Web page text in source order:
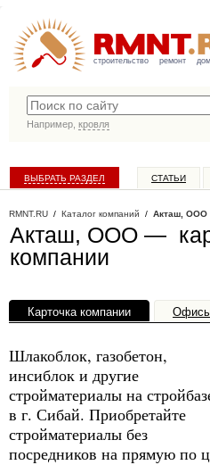
строительство ремонт
Например, кровля
ВЫБРАТЬ РАЗДЕЛ СТАТЬИ
RMNT.RU / Каталог компаний / Акташ, ООО
Акташ, ООО —
компании
Карточка компании
Шлакоблок, газобетон,
инсиблок и другие
стройматериалы на
в г. Сибай. Приобретайте
стройматериалы без
посредников на прямую по